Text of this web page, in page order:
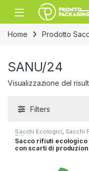
Skip to navigation
Skip to content
Open
Home Prodotto
SANU/24
Visualizzazione del
Filters
Sacchi Ecologici, Sacchi
Rifiuti
Sacco rifiuti ecologico
con scarti di